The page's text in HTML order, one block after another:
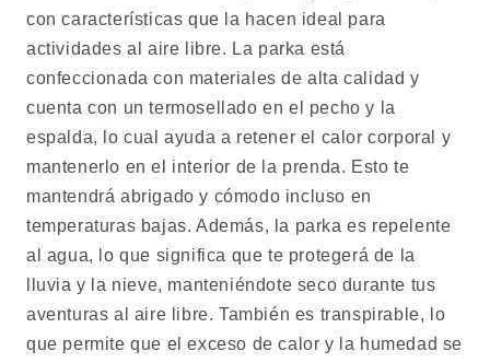
con características que la hacen ideal para
actividades al aire libre. La parka está
confeccionada con materiales de alta calidad y
cuenta con un termosellado en el pecho y la
espalda, lo cual ayuda a retener el calor corporal y
mantenerlo en el interior de la prenda. Esto te
mantendrá abrigado y cómodo incluso en
temperaturas bajas. Además, la parka es repelente
al agua, lo que significa que te protegerá de la
lluvia y la nieve, manteniéndote seco durante tus
aventuras al aire libre. También es transpirable, lo
que permite que el exceso de calor y la humedad se